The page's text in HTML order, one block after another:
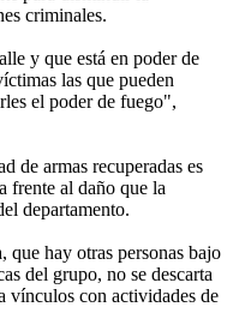
criminales.
y que está en poder de
las que pueden
el poder de fuego",
de armas recuperadas es
frente al daño que la
departamento.
hay otras personas bajo
del grupo, no se descarta
vínculos con actividades de